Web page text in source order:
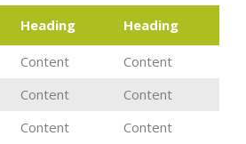
Heading Heading
Content
Content
Content
Content
Content Content